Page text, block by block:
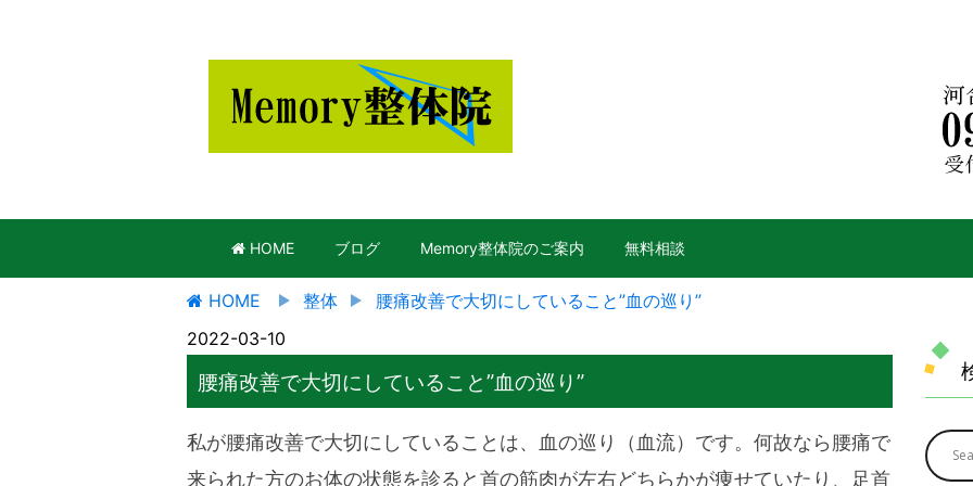
HOME ブログ Memory整体院のご案内 無料相談
HOME 整体
腰痛改善で大切にしていること”血の巡り”
2022-03-10
腰痛改善で大切にしていること”血の巡り”
私が腰痛改善で大切にしていることは、血の巡り（血流）です。何故なら腰痛で
来られた方のお体の状態を診ると首の筋肉が左右どちらかが痩せていたり、足首